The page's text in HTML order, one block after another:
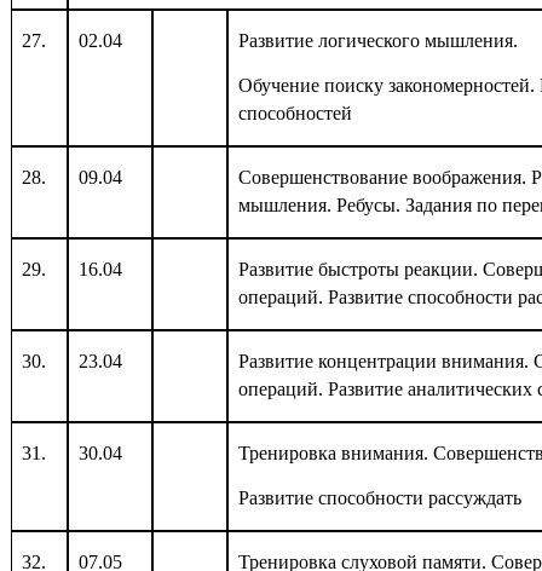
27. 02.04 Развитие логического мышления.
Обучение поиску закономерностей.
способностей
28. 09.04
Совершенствование воображения.
мышления. Ребусы. Задания по
29. 16.04
Развитие быстроты реакции.
операций. Развитие способности
30. 23.04
Развитие концентрации
операций. Развитие аналитических
31. 30.04 Тренировка внимания.
Развитие способности рассуждать
32. 07.05
Тренировка слуховой памяти.